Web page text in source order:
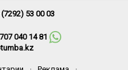
(7292) 53 00 03
040 14 81